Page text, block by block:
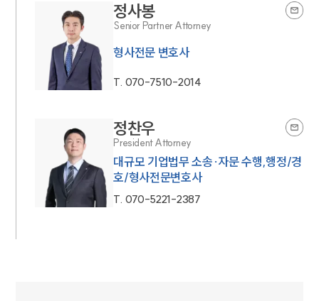
정사봉
Senior Partner Attorney
형사전문 변호사
T. 070-7510-2014
정찬우
President Attorney
대규모 기업법무 소송·자문 수행,행정/경
호/형사전문변호사
T. 070-5221-2387